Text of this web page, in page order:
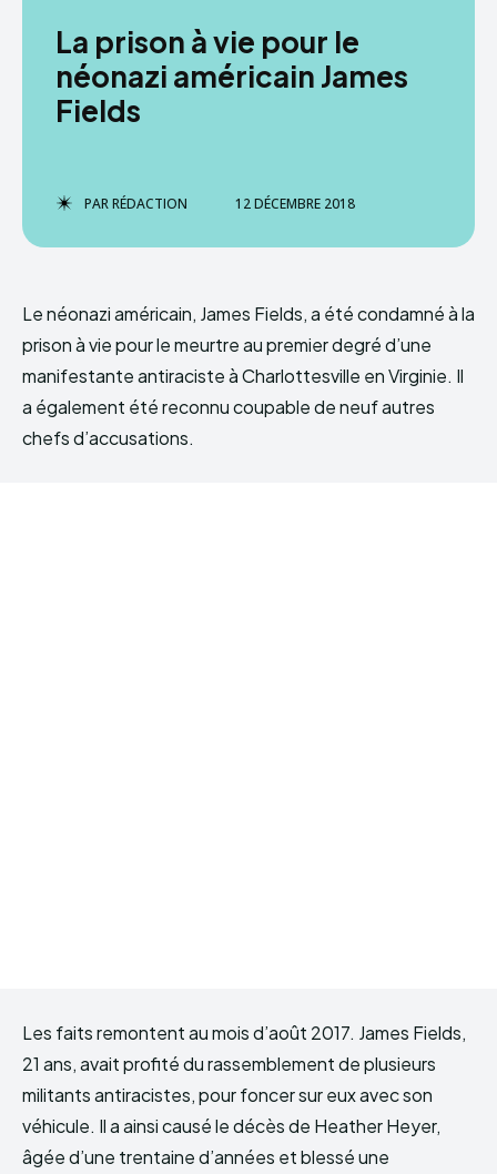
La prison à vie pour le
néonazi américain James
Fields
PARRÉDACTION 12 DÉCEMBRE 2018
Le néonazi américain, James Fields, a été condamné à la
prison à vie pour le meurtre au premier degré d’une
manifestante antiraciste à Charlottesville en Virginie. Il
a également été reconnu coupable de neuf autres
chefs d’accusations.
Les faits remontent au mois d’août 2017. James Fields,
21 ans, avait profité du rassemblement de plusieurs
militants antiracistes, pour foncer sur eux avec son
véhicule. Il a ainsi causé le décès de Heather Heyer,
âgée d’une trentaine d’années et blessé une